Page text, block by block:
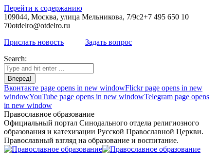
Перейти к содержанию
109044, Москва, улица Мельникова, 7/9с2+7 495 650 10
70otdelro@otdelro.ru
Прислать новость
Задать вопрос
Search:
Вконтакте page opens in new windowFlickr page opens in new
windowYouTube page opens in new windowTelegram page opens
in new window
Православное образование
Официальный портал Синодального отдела религиозного
образования и катехизации Русской Православной Церкви.
Православный взгляд на образование и воспитание.